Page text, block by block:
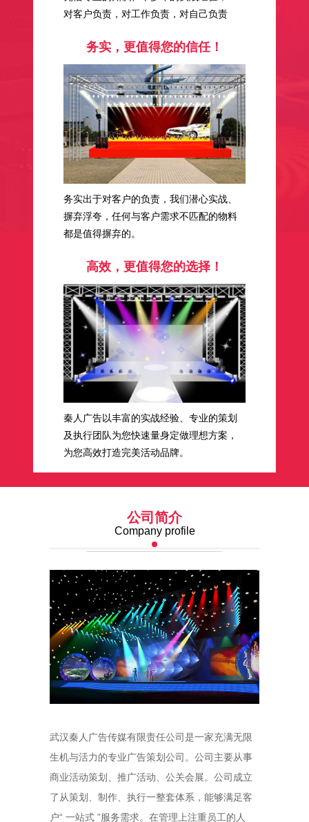
对客户负责，对工作负责，对自己负责
务实，更值得您的信任！
务实出于对客户的负责，我们潜心实战、
摒弃浮夸，任何与客户需求不匹配的物料
都是值得摒弃的。
高效，更值得您的选择！
秦人广告以丰富的实战经验、专业的策划
及执行团队为您快速量身定做理想方案，
为您高效打造完美活动品牌。
公司简介
Company profile
武汉秦人广告传媒有限责任公司是一家充满无限
生机与活力的专业广告策划公司。公司主要从事
商业活动策划、推广活动、公关会展。公司成立
了从策划、制作、执行一整套体系，能够满足客
户“ 一站式 ”服务需求。在管理上注重员工的人